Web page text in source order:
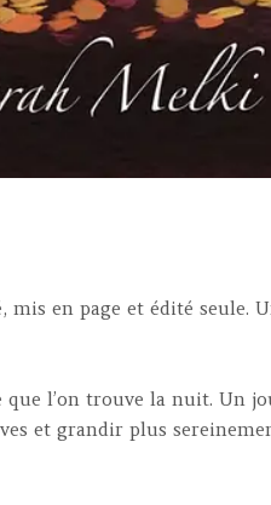
en page et édité seule.
que l’on trouve la nuit.
et grandir plus